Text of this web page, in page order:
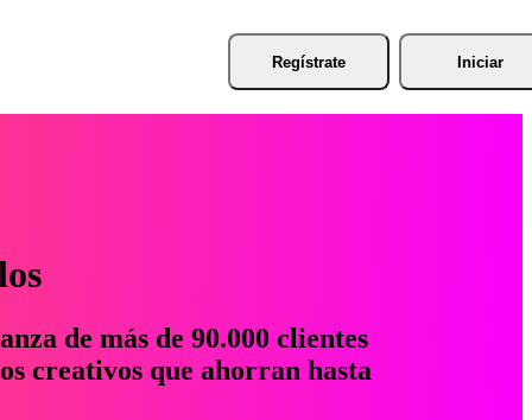
Regístrate Iniciar
de más de 90.000 clientes
creativos que ahorran hasta